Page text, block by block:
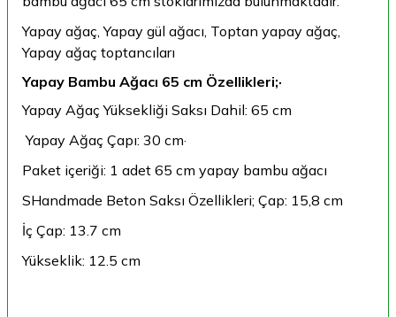
Yapay ağaç, Yapay gül ağacı, Toptan yapay ağaç,
Yapay ağaç toptancıları
Yapay Bambu Ağacı 65 cm Özellikleri;·
Yapay Ağaç Yüksekliği Saksı Dahil: 65 cm
Yapay Ağaç Çapı: 30 cm·
Paket içeriği: 1 adet 65 cm yapay bambu ağacı
SHandmade Beton Saksı Özellikleri; Çap: 15,8 cm
İç Çap: 13.7 cm
Yükseklik: 12.5 cm